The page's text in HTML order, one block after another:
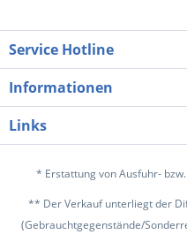
Service Hotline
Informationen
Links
* Erstattung von Ausfuhr-
** Der Verkauf unterliegt der
(Gebrauchtgegenstände/